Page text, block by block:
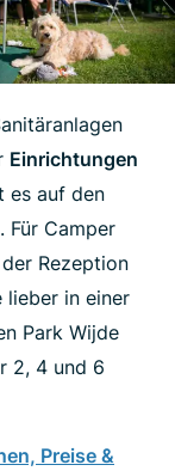
Einrichtungen
es auf den
Für Camper
Rezeption
lieber in einer
Park Wijde
2, 4 und 6
Preise &